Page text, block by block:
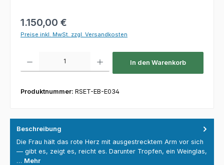
Regulärer Preis:
1.150,00 €
Preise inkl. MwSt. zzgl. Versandkosten
In den Warenkorb
Produktnummer: RSET-EB-E034
Beschreibung
Die Frau hält das rote Herz mit ausgestrecktem Arm vor sich
— gibt es, zeigt es, reicht es. Darunter Tropfen, ein Weinglas,
… Mehr